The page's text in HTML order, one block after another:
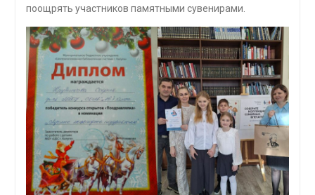
поощрять участников памятными сувенирами.